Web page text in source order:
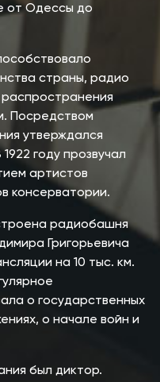
от Одессы до
страны, радио
Посредством
утверждался
году прозвучал
артистов
консерватории.
радиобашня
Григорьевича
на 10 тыс. км.
о государственных
о начале войн и
был диктор.